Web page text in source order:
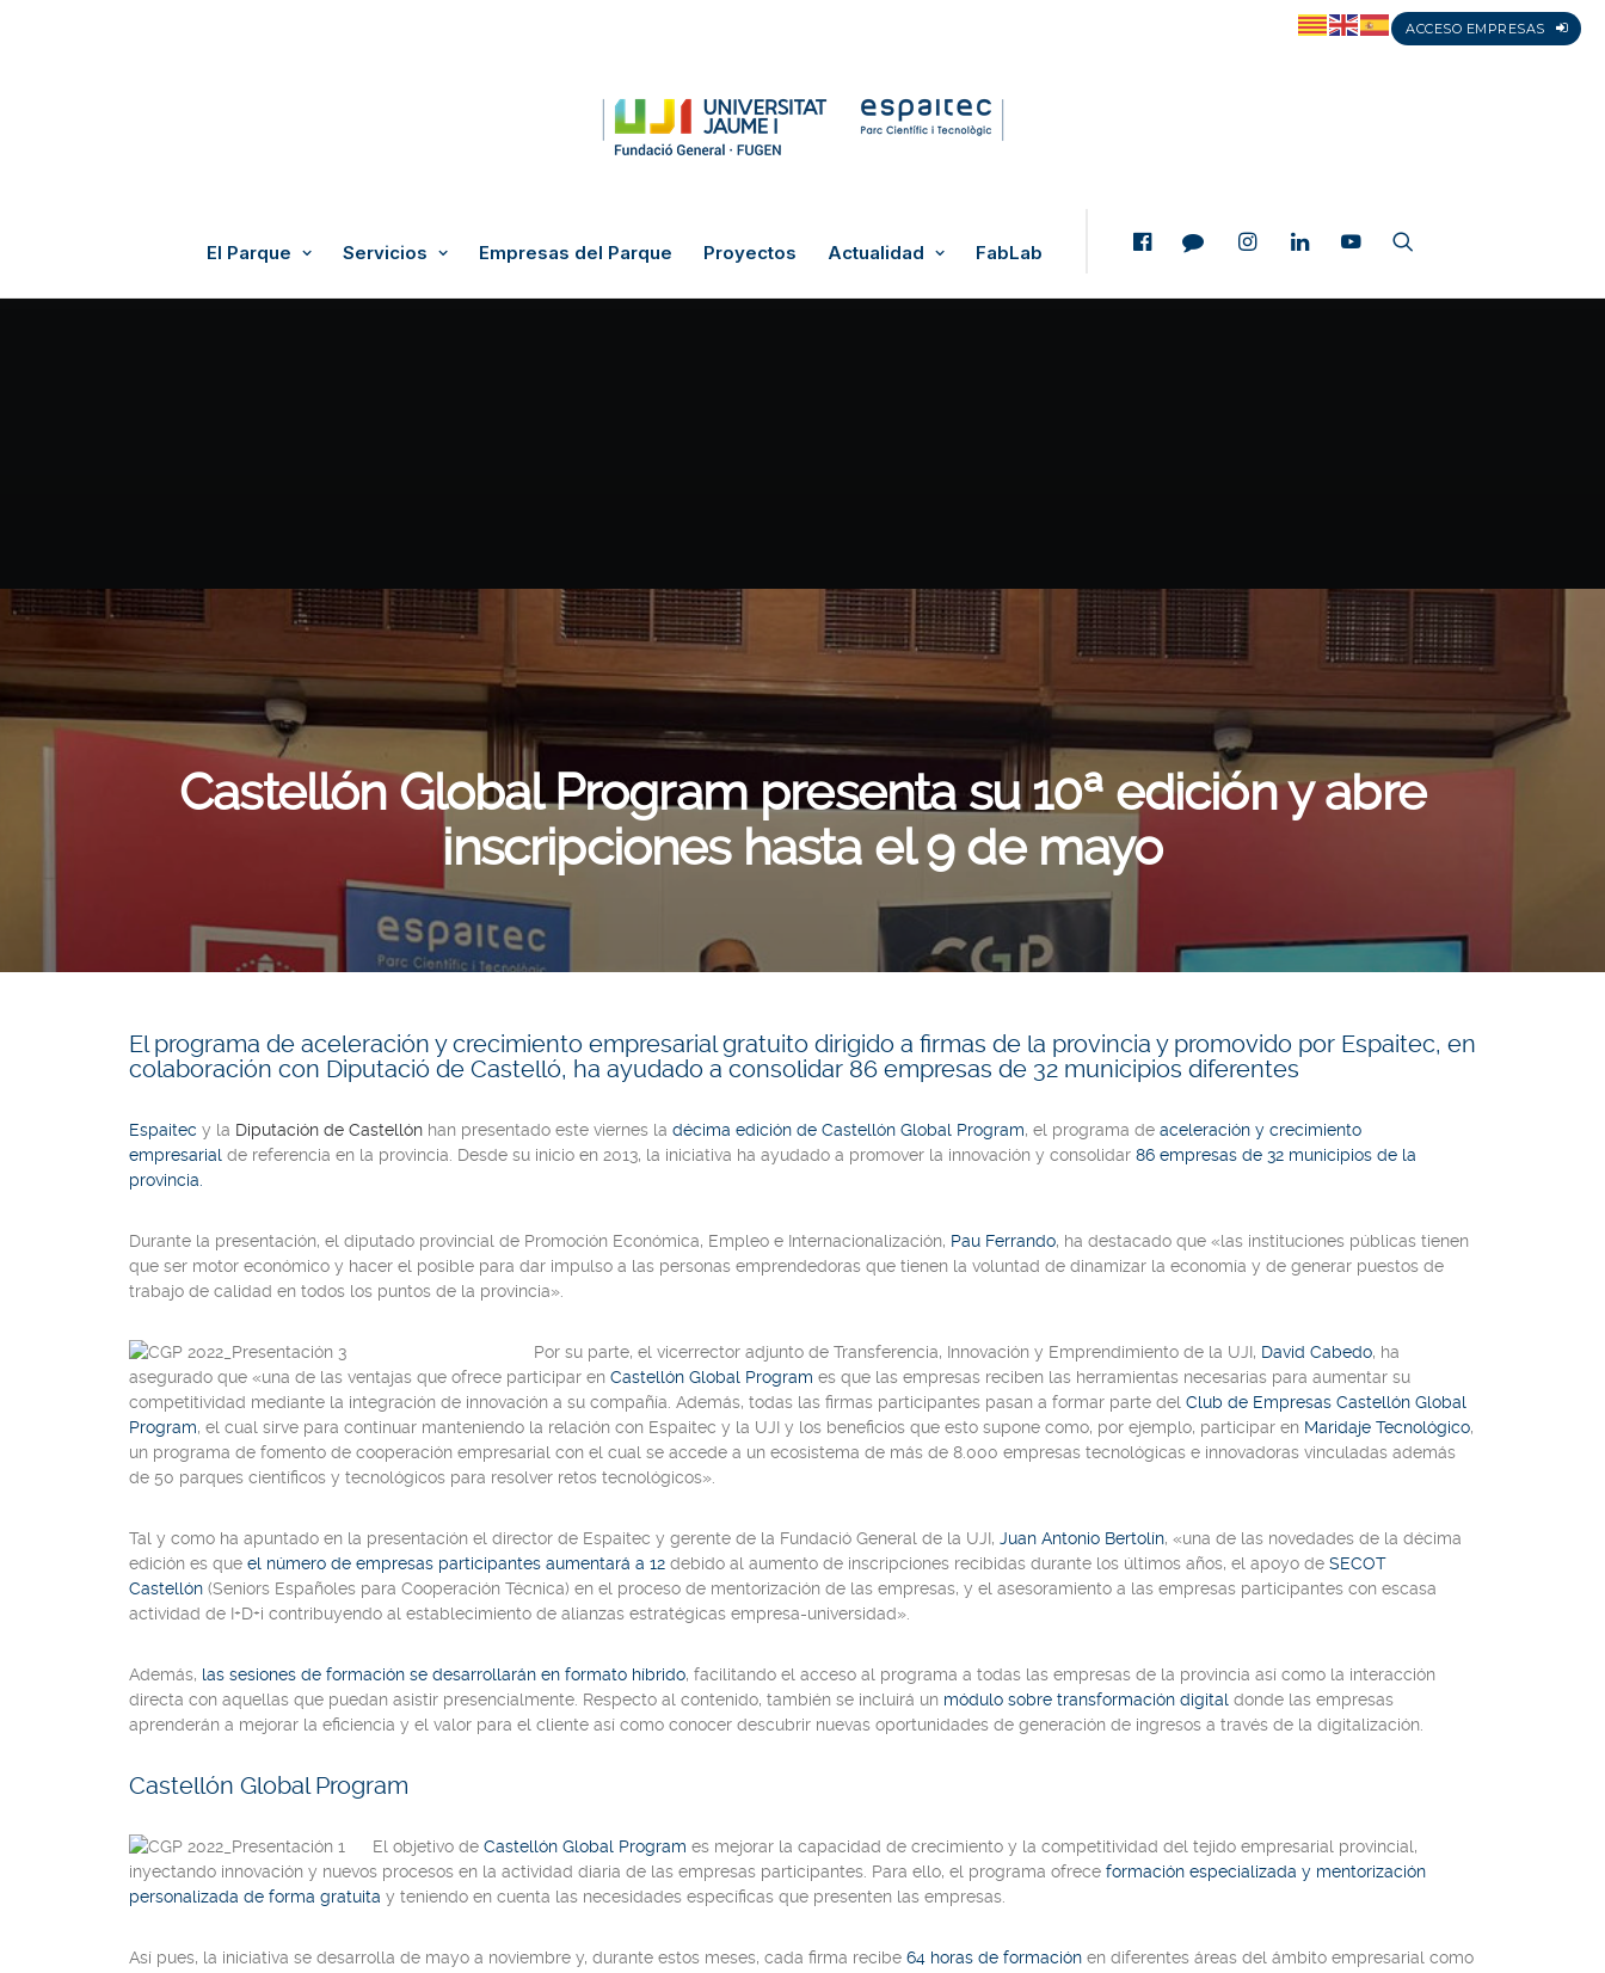
ACCESO EMPRESAS
El Parque Servicios Empresas del Parque Proyectos Actualidad FabLab
Castellón Global Program presenta su 10ª edición y abre
inscripciones hasta el 9 de mayo
El programa de aceleración y crecimiento empresarial gratuito dirigido a firmas de la provincia y promovido por Espaitec, en
colaboración con Diputació de Castelló, ha ayudado a consolidar 86 empresas de 32 municipios diferentes
Espaitec y la Diputación de Castellón han presentado este viernes la décima edición de Castellón Global Program, el programa de aceleración y crecimiento
empresarial de referencia en la provincia. Desde su inicio en 2013, la iniciativa ha ayudado a promover la innovación y consolidar 86 empresas de 32 municipios de la
provincia.
Durante la presentación, el diputado provincial de Promoción Económica, Empleo e Internacionalización, Pau Ferrando, ha destacado que «las instituciones públicas tienen
que ser motor económico y hacer el posible para dar impulso a las personas emprendedoras que tienen la voluntad de dinamizar la economía y de generar puestos de
trabajo de calidad en todos los puntos de la provincia».
Por su parte, el vicerrector adjunto de Transferencia, Innovación y Emprendimiento de la UJI, David Cabedo, ha
asegurado que «una de las ventajas que ofrece participar en Castellón Global Program es que las empresas reciben las herramientas necesarias para aumentar su
competitividad mediante la integración de innovación a su compañía. Además, todas las firmas participantes pasan a formar parte del Club de Empresas Castellón Global
Program, el cual sirve para continuar manteniendo la relación con Espaitec y la UJI y los beneficios que esto supone como, por ejemplo, participar en Maridaje Tecnológico,
un programa de fomento de cooperación empresarial con el cual se accede a un ecosistema de más de 8.000 empresas tecnológicas e innovadoras vinculadas además
de 50 parques científicos y tecnológicos para resolver retos tecnológicos».
Tal y como ha apuntado en la presentación el director de Espaitec y gerente de la Fundació General de la UJI, Juan Antonio Bertolín, «una de las novedades de la décima
edición es que el número de empresas participantes aumentará a 12 debido al aumento de inscripciones recibidas durante los últimos años, el apoyo de SECOT
Castellón (Seniors Españoles para Cooperación Técnica) en el proceso de mentorización de las empresas, y el asesoramiento a las empresas participantes con escasa
actividad de I+D+i contribuyendo al establecimiento de alianzas estratégicas empresa-universidad».
Además, las sesiones de formación se desarrollarán en formato híbrido, facilitando el acceso al programa a todas las empresas de la provincia así como la interacción
directa con aquellas que puedan asistir presencialmente. Respecto al contenido, también se incluirá un módulo sobre transformación digital donde las empresas
aprenderán a mejorar la eficiencia y el valor para el cliente así como conocer descubrir nuevas oportunidades de generación de ingresos a través de la digitalización.
Castellón Global Program
El objetivo de Castellón Global Program es mejorar la capacidad de crecimiento y la competitividad del tejido empresarial provincial,
inyectando innovación y nuevos procesos en la actividad diaria de las empresas participantes. Para ello, el programa ofrece formación especializada y mentorización
personalizada de forma gratuita y teniendo en cuenta las necesidades específicas que presenten las empresas.
Así pues, la iniciativa se desarrolla de mayo a noviembre y, durante estos meses, cada firma recibe 64 horas de formación en diferentes áreas del ámbito empresarial como